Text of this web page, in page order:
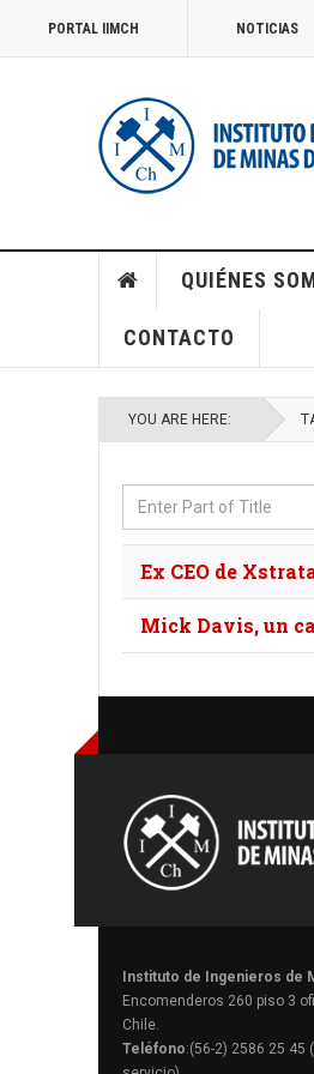
PORTAL IIMCH NOTICIAS
QUIÉNES
CONTACTO
YOU ARE HERE:
Enter Part of Title
Ex CEO de
Mick Davis, un
Instituto de Ingenieros de
Encomenderos 260 piso 3
Chile.
Teléfono:(56-2) 2586 25